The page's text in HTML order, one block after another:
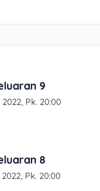
9
Pk. 20:00
8
Pk. 20:00